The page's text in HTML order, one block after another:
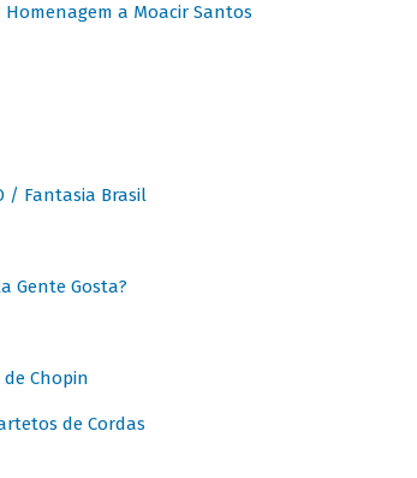
- Homenagem a Moacir Santos
/ Fantasia Brasil
Gente Gosta?
de Chopin
de Cordas